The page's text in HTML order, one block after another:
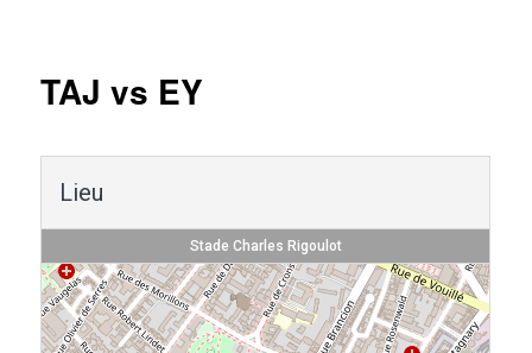
TAJ vs EY
Lieu
Stade Charles Rigoulot